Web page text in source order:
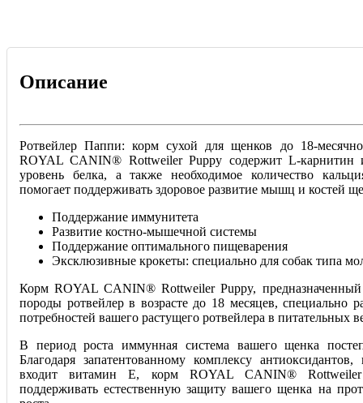
Описание
Ротвейлер Паппи: корм сухой для щенков до 18-
ROYAL CANIN® Rottweiler Puppy содержит L-карнитин
уровень белка, а также необходимое количество
помогает поддерживать здоровое развитие мышц и костей
Поддержание иммунитета
Развитие костно-мышечной системы
Поддержание оптимального пищеварения
Эксклюзивные крокеты: специально для собак типа
Корм ROYAL CANIN® Rottweiler Puppy,
породы ротвейлер в возрасте до 18 месяцев, специально
потребностей вашего растущего ротвейлера в питательных
В период роста иммунная система вашего щенка
Благодаря запатентованному комплексу антиоксидантов,
входит витамин Е, корм ROYAL CANIN® Rottweiler
поддерживать естественную защиту вашего щенка на